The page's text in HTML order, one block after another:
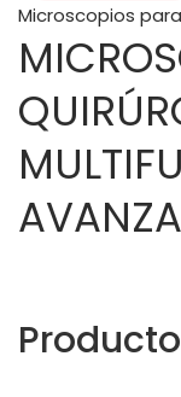
Microscopios